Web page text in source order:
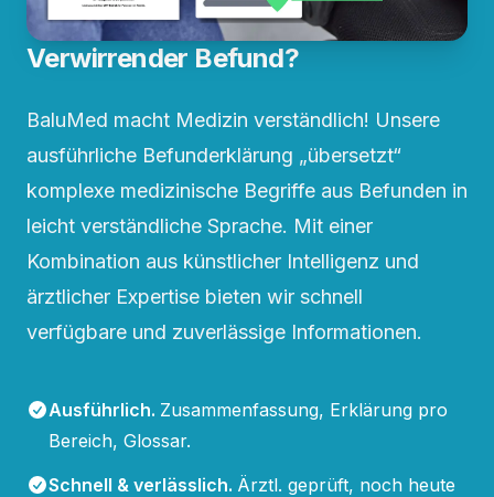
Verwirrender Befund?
BaluMed macht Medizin verständlich! Unsere
ausführliche Befunderklärung „übersetzt“
komplexe medizinische Begriffe aus Befunden in
leicht verständliche Sprache. Mit einer
Kombination aus künstlicher Intelligenz und
ärztlicher Expertise bieten wir schnell
verfügbare und zuverlässige Informationen.
Ausführlich. Zusammenfassung, Erklärung pro
Bereich, Glossar.
Schnell & verlässlich. Ärztl. geprüft, noch heute